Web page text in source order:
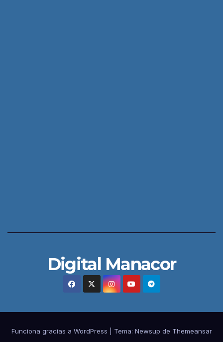
Digital Manacor
Funciona gracias a WordPress Tema: Newsup de Themeansar